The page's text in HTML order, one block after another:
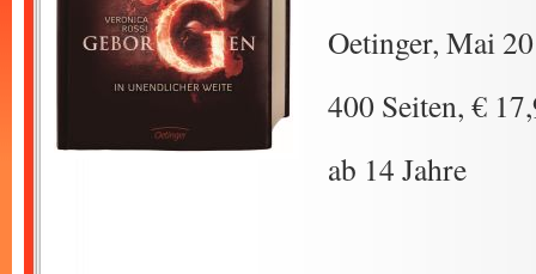
Oetinger, Mai
400 Seiten, €
ab 14 Jahre